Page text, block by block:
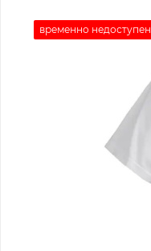
временно недоступен